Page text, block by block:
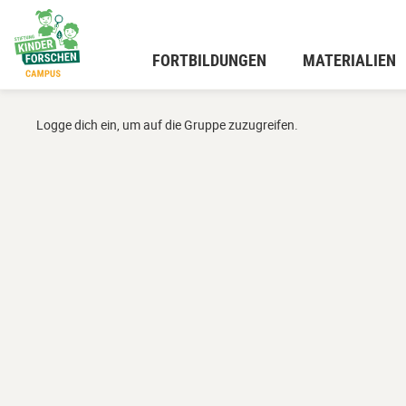
Hauptinhalt
wechseln
FORTBILDUNGEN MATERIALIEN
Logge dich ein, um auf die Gruppe zuzugreifen.